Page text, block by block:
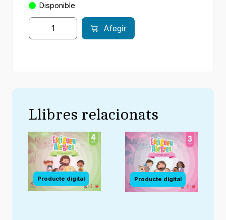
Disponible
Afegir
Llibres relacionats